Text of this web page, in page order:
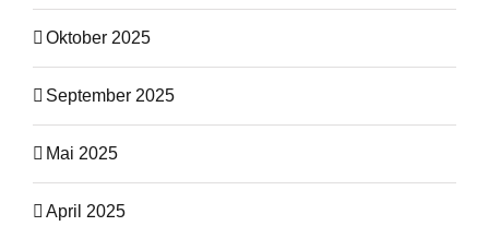
Oktober 2025
September 2025
Mai 2025
April 2025